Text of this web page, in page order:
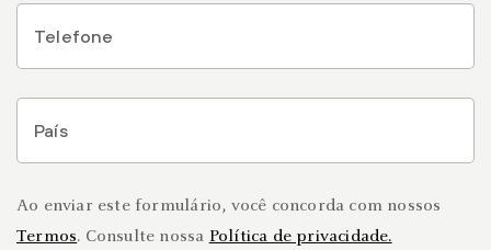
recaptcha
Ao enviar este formulário, você concorda com nossos
Termos. Consulte nossa Política de privacidade.